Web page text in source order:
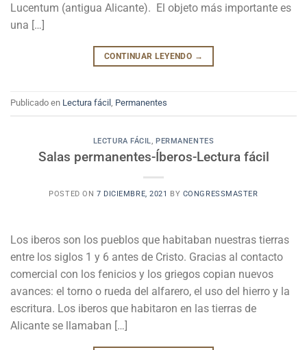
Lucentum (antigua Alicante). El objeto más importante es
una […]
CONTINUAR LEYENDO →
Publicado en Lectura fácil , Permanentes
LECTURA FÁCIL,PERMANENTES
Salas permanentes-Íberos-Lectura fácil
POSTED ON 7 DICIEMBRE, 2021 BY CONGRESSMASTER
Los iberos son los pueblos que habitaban nuestras tierras
entre los siglos 1 y 6 antes de Cristo. Gracias al contacto
comercial con los fenicios y los griegos copian nuevos
avances: el torno o rueda del alfarero, el uso del hierro y la
escritura. Los iberos que habitaron en las tierras de
Alicante se llamaban […]